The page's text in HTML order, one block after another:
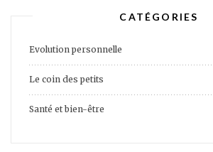
CATÉGORIES
Evolution personnelle
Le coin des petits
Santé et bien-être